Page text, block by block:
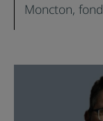
Moncton,
une
emploie 80
important